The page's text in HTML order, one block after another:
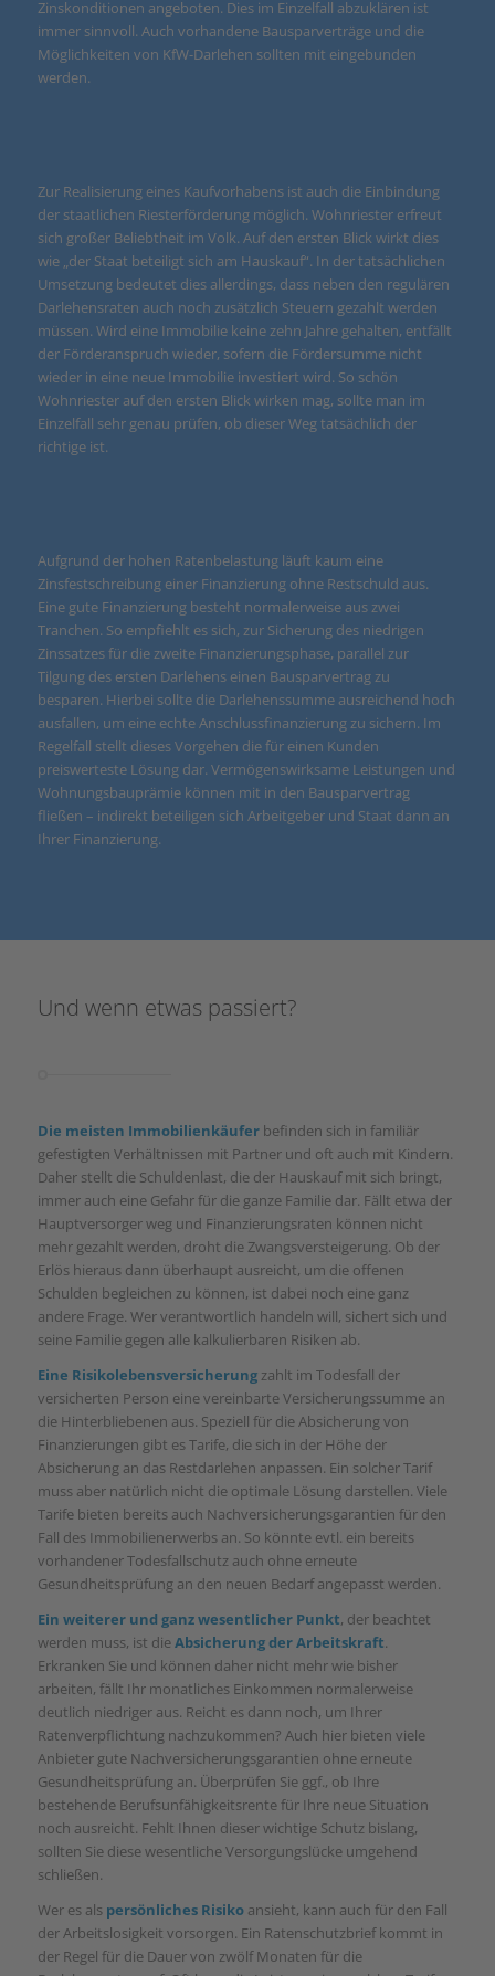
Zinskonditionen angeboten. Dies im Einzelfall abzuklären ist
immer sinnvoll. Auch vorhandene Bausparverträge und die
Möglichkeiten von KfW-Darlehen sollten mit eingebunden
werden.
Zur Realisierung eines Kaufvorhabens ist auch die Einbindung
der staatlichen Riesterförderung möglich. Wohnriester erfreut
sich großer Beliebtheit im Volk. Auf den ersten Blick wirkt dies
wie „der Staat beteiligt sich am Hauskauf“. In der tatsächlichen
Umsetzung bedeutet dies allerdings, dass neben den regulären
Darlehensraten auch noch zusätzlich Steuern gezahlt werden
müssen. Wird eine Immobilie keine zehn Jahre gehalten, entfällt
der Förderanspruch wieder, sofern die Fördersumme nicht
wieder in eine neue Immobilie investiert wird. So schön
Wohnriester auf den ersten Blick wirken mag, sollte man im
Einzelfall sehr genau prüfen, ob dieser Weg tatsächlich der
richtige ist.
Aufgrund der hohen Ratenbelastung läuft kaum eine
Zinsfestschreibung einer Finanzierung ohne Restschuld aus.
Eine gute Finanzierung besteht normalerweise aus zwei
Tranchen. So empfiehlt es sich, zur Sicherung des niedrigen
Zinssatzes für die zweite Finanzierungsphase, parallel zur
Tilgung des ersten Darlehens einen Bausparvertrag zu
besparen. Hierbei sollte die Darlehenssumme ausreichend hoch
ausfallen, um eine echte Anschlussfinanzierung zu sichern. Im
Regelfall stellt dieses Vorgehen die für einen Kunden
preiswerteste Lösung dar. Vermögenswirksame Leistungen und
Wohnungsbauprämie können mit in den Bausparvertrag
fließen – indirekt beteiligen sich Arbeitgeber und Staat dann an
Ihrer Finanzierung.
Und wenn etwas passiert?
Die meisten Immobilienkäuferbefinden sich in familiär
gefestigten Verhältnissen mit Partner und oft auch mit Kindern.
Daher stellt die Schuldenlast, die der Hauskauf mit sich bringt,
immer auch eine Gefahr für die ganze Familie dar. Fällt etwa der
Hauptversorger weg und Finanzierungsraten können nicht
mehr gezahlt werden, droht die Zwangsversteigerung. Ob der
Erlös hieraus dann überhaupt ausreicht, um die offenen
Schulden begleichen zu können, ist dabei noch eine ganz
andere Frage. Wer verantwortlich handeln will, sichert sich und
seine Familie gegen alle kalkulierbaren Risiken ab.
Eine Risikolebensversicherungzahlt im Todesfall der
versicherten Person eine vereinbarte Versicherungssumme an
die Hinterbliebenen aus. Speziell für die Absicherung von
Finanzierungen gibt es Tarife, die sich in der Höhe der
Absicherung an das Restdarlehen anpassen. Ein solcher Tarif
muss aber natürlich nicht die optimale Lösung darstellen. Viele
Tarife bieten bereits auch Nachversicherungsgarantien für den
Fall des Immobilienerwerbs an. So könnte evtl. ein bereits
vorhandener Todesfallschutz auch ohne erneute
Gesundheitsprüfung an den neuen Bedarf angepasst werden.
Ein weiterer und ganz wesentlicher Punkt, der beachtet
werden muss, ist dieAbsicherung der Arbeitskraft.
Erkranken Sie und können daher nicht mehr wie bisher
arbeiten, fällt Ihr monatliches Einkommen normalerweise
deutlich niedriger aus. Reicht es dann noch, um Ihrer
Ratenverpflichtung nachzukommen? Auch hier bieten viele
Anbieter gute Nachversicherungsgarantien ohne erneute
Gesundheitsprüfung an. Überprüfen Sie ggf., ob Ihre
bestehende Berufsunfähigkeitsrente für Ihre neue Situation
noch ausreicht. Fehlt Ihnen dieser wichtige Schutz bislang,
sollten Sie diese wesentliche Versorgungslücke umgehend
schließen.
Wer es als persönliches Risikoansieht, kann auch für den Fall
der Arbeitslosigkeit vorsorgen. Ein Ratenschutzbrief kommt in
der Regel für die Dauer von zwölf Monaten für die